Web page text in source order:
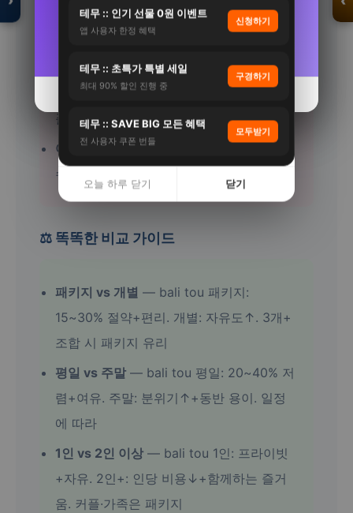
가능
여름 휴가— bali tou 7~8월 성수기. 2개월
전 예약 권장. 얼리버드 할인 적극 활용
발렌타인/화이트데이
플 이벤트. 디너+체험+선물 패키지
여름 (6~8월)— bali tou 성수기 가격↑.
수상 활동 최적. 자외선·열사병 주의
⚖️ 똑똑한 비교 가이드
패키지 vs 개별 — bali tou 패키지:
15~30% 절약+편리. 개별: 자유도↑. 3개+
조합 시 패키지 유리
평일 vs 주말 — bali tou 평일: 20~40% 저
렴+여유. 주말: 분위기↑+동반 용이. 일정
에 따라
1인 vs 2인 이상 — bali tou 1인: 프라이빗
+자유. 2인+: 인당 비용↓+함께하는 즐거
움. 커플·가족은 패키지
테무 :: 인기 선물 0원 이벤트
앱 사용자 한정 혜택
신청하기
테무 :: 초특가 특별 세일
최대 90% 할인 진행 중
구경하기
테무 :: SAVE BIG 모든 혜택
전 사용자 쿠폰 번들
모두받기
오늘 하루 닫기 닫기
자세히 보기 →
자세히 보기 →